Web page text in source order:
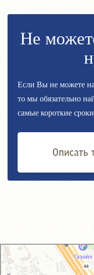
Не
Если Вы не можете
то мы обязательно
самые короткие
GM-City&VAG-Repair
Автосервис, автотехцентр в
Магазин автозапчастей и